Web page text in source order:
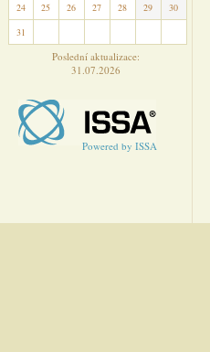
24
25 26 27 28 29
30
31
Poslední aktualizace:
31.07.2026
Powered by ISSA